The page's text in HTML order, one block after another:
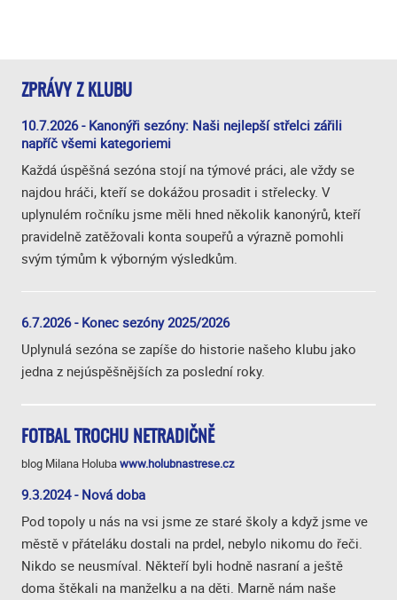
ZPRÁVY Z KLUBU
10.7.2026 - Kanonýři sezóny: Naši nejlepší střelci zářili
napříč všemi kategoriemi
Každá úspěšná sezóna stojí na týmové práci, ale vždy se
najdou hráči, kteří se dokážou prosadit i střelecky. V
uplynulém ročníku jsme měli hned několik kanonýrů, kteří
pravidelně zatěžovali konta soupeřů a výrazně pomohli
svým týmům k výborným výsledkům.
6.7.2026 - Konec sezóny 2025/2026
Uplynulá sezóna se zapíše do historie našeho klubu jako
jedna z nejúspěšnějších za poslední roky.
FOTBAL TROCHU NETRADIČNĚ
blog Milana Holubawww.holubnastrese.cz
9.3.2024 - Nová doba
Pod topoly u nás na vsi jsme ze staré školy a když jsme ve
městě v přáteláku dostali na prdel, nebylo nikomu do řeči.
Nikdo se neusmíval. Někteří byli hodně nasraní a ještě
doma štěkali na manželku a na děti. Marně nám naše